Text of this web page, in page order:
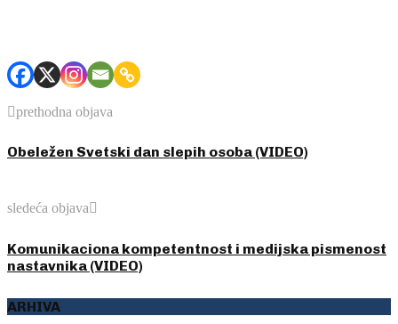
prethodna objava
Obeležen Svetski dan slepih osoba (VIDEO)
sledeća objava
Komunikaciona kompetentnost i medijska pismenost
nastavnika (VIDEO)
ARHIVA